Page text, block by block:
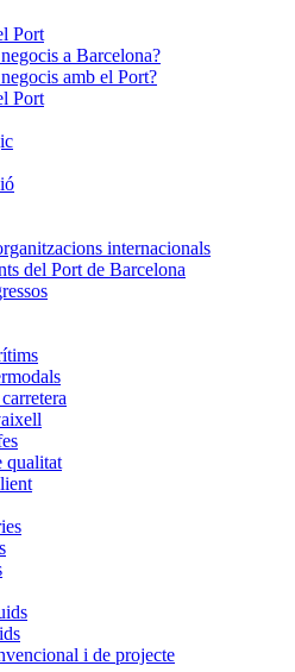
Port
a Barcelona?
amb el Port?
Port
internacionals
del Port de Barcelona
qualitat
i de projecte